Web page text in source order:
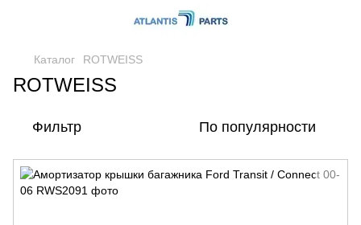
Каталог ROTWEISS
ROTWEISS
Фильтр По популярности